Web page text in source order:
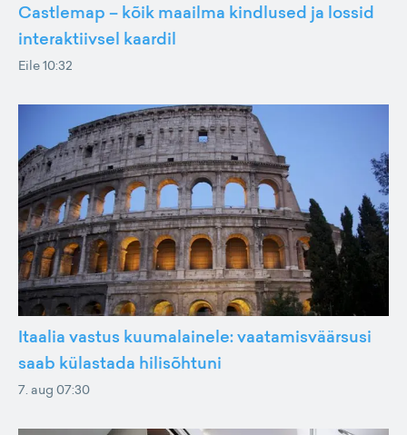
Castlemap – kõik maailma kindlused ja lossid
interaktiivsel kaardil
Eile 10:32
Itaalia vastus kuumalainele: vaatamisväärsusi
saab külastada hilisõhtuni
7. aug 07:30